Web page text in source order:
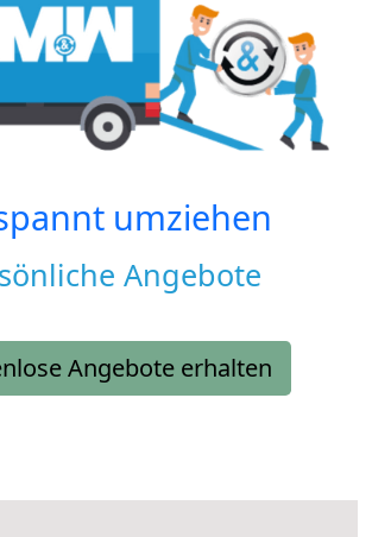
umziehen
Angebote
Angebote erhalten